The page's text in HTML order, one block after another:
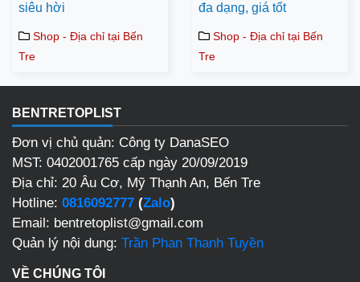
siêu hời
Shop - Địa chỉ tại Bến
Tre
đa dạng, giá tốt
Shop - Địa chỉ tại Bến
Tre
BENTRETOPLIST
Đơn vị chủ quản: Công ty DanaSEO
MST: 0402001765 cấp ngày 20/09/2019
Địa chỉ: 20 Âu Cơ, Mỹ Thạnh An, Bến Tre
Hotline: 0816092777 (Zalo)
Email: bentretoplist@gmail.com
Quản lý nội dung: Trần Phan Thanh Tuyền
VỀ CHÚNG TÔI